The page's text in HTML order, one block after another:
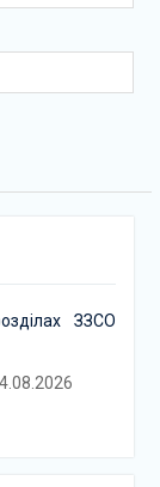
ЗЗСО